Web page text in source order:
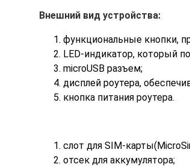
Внешний вид устройства:
функциональные кнопки,
LED-индикатор, который
microUSB разъем;
дисплей роутера,
кнопка питания роутера.
слот для SIM-
отсек для аккумулятора;